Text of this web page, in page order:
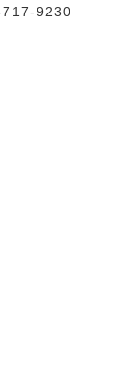
9230